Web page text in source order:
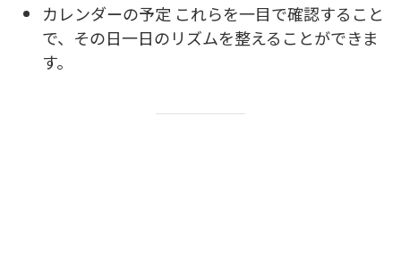
カレンダーの予定 これらを一目で確認すること
で、その日一日のリズムを整えることができま
す。